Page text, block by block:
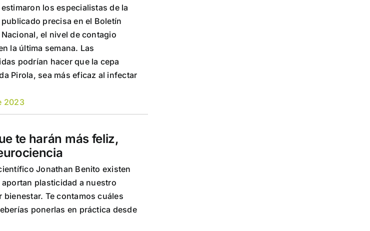
los especialistas de la
precisa en el Boletín
el nivel de contagio
la última semana. Las
podrían hacer que la cepa
Pirola, sea más eficaz al infectar
2023
te harán más feliz,
Jonathan Benito existen
plasticidad a nuestro
bienestar. Te contamos cuáles
ponerlas en práctica desde